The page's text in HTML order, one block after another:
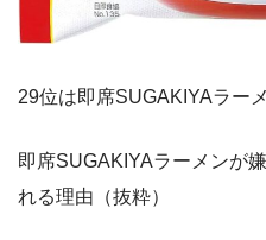
29位は即席SUGAKIYAラー
即席SUGAKIYAラーメンが
れる理由（抜粋）